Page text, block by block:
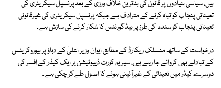
ہیں، سیاسی بنیادوں پر قانون کی بدترین خلاف ورزی کے بعد پرنسپل سیکریٹری کی
تعیناتی پنجاب کو تباہ کرنے کے مترادف ہے جبکہ پرنسپل سیکریٹری کی غیرقانونی
تعیناتی پنجاب کو سندھ کی طرز پر بیڈگورننس کا شکار کرنے کی سازش ہے۔
درخواست کے ساتھ منسلک ریکارڈ کے مطابق ایوان وزیر اعلیٰ کے دباؤ پر بیوروکریٹس
کے تبادلے بھی کروائے جا رہے ہیں، سپریم کورٹ ڈیپوٹیشن پر ایک کیڈر کے افسر کی
دوسرے کیڈر میں تعیناتی کے غیرآئینی ہونے کا اصول طے کر چکی ہے۔